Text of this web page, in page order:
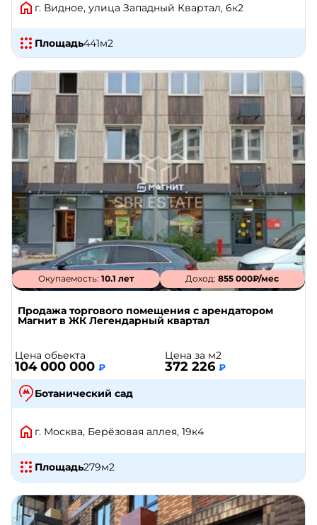
г. Видное, улица Западный Квартал, 6к2
Площадь441м2
Окупаемость: 10.1 лет Доход:855 000₽/мес
Продажа торгового помещения с арендатором
Магнит в ЖК Легендарный квартал
Цена обьекта
104 000 000 ₽
Цена за м2
372 226 ₽
Ботанический сад
г. Москва, Берёзовая аллея, 19к4
Площадь279м2